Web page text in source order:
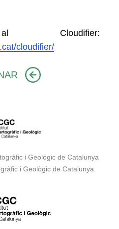
Cloudifier:
cloudifier/
i Geològic de Catalunya
i Geològic de Catalunya.